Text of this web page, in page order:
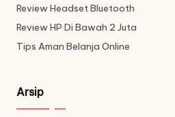
Review Headset Bluetooth
Review HP Di Bawah 2 Juta
Tips Aman Belanja Online
Arsip